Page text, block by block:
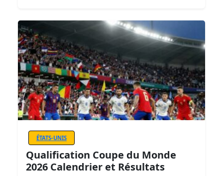
ÉTATS-UNIS
Qualification Coupe du Monde
2026 Calendrier et Résultats